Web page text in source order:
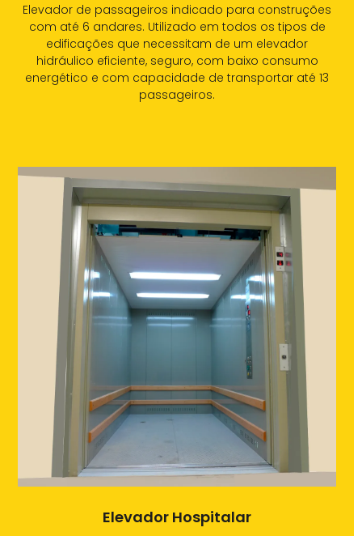
Elevador de passageiros indicado para construções
com até 6 andares. Utilizado em todos os tipos de
edificações que necessitam de um elevador
hidráulico eficiente, seguro, com baixo consumo
energético e com capacidade de transportar até 13
passageiros.
Elevador Hospitalar